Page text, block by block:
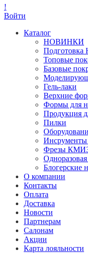
!
Войти
Каталог
НОВИНКИ
Подготовка
Топовые
Базовые
Гель-лаки
Верхние
Формы для
Продукция
Пилки
Инсрументы
Фрезы
Блогерские
О компании
Контакты
Оплата
Доставка
Новости
Партнерам
Салонам
Акции
Карта лояльности